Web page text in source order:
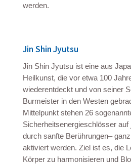
werden.
Jin Shin Jyutsu
Jin Shin Jyutsu ist eine aus
Heilkunst, die vor etwa 100
wiederentdeckt und von seiner
Burmeister in den Westen
Mittelpunkt stehen 26
Sicherheitsenergieschlösser
durch sanfte Berührungen–
aktiviert werden. Ziel ist es, die
Körper zu harmonisieren und